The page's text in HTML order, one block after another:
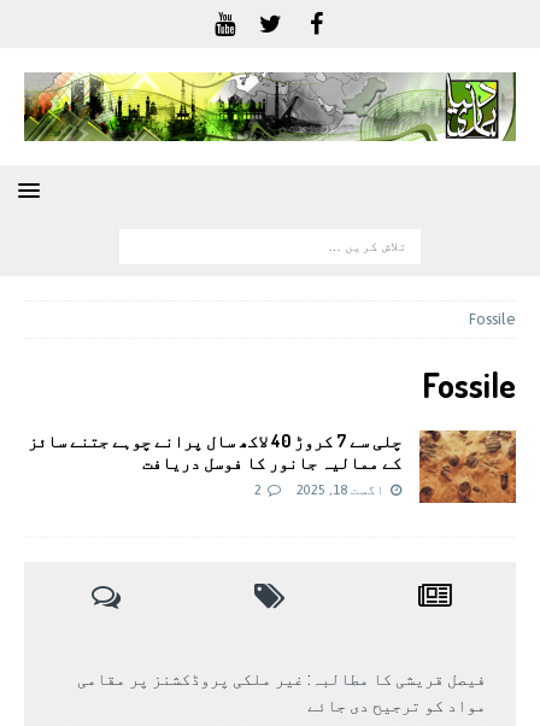
Fossile
Fossile
چلی سے 7 کروڑ 40 لاکھ سال پرانے چوہے جتنے سائز
کے ممالیہ جانور کا فوسل دریافت
اگست 18, 2025 2
فیصل قریشی کا مطالبہ: غیر ملکی پروڈکشنز پر مقامی
مواد کو ترجیح دی جائے